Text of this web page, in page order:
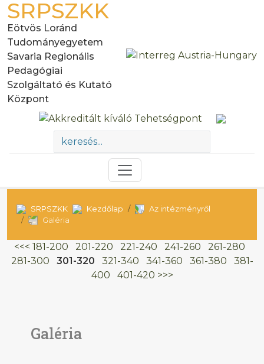
SRPSZKK
Eötvös Loránd
Tudományegyetem
Savaria Regionális
Pedagógiai
Szolgáltató és Kutató
Központ
SRPSZKK Kezdőlap
Az intézményről
Galéria
Galéria
<<< 181-200 201-220 221-240 241-260
261-280
281-300
301-320 321-340 341-360 361-380
381-
400
401-420 >>>